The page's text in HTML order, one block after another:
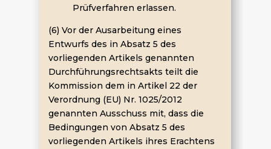
Prüfverfahren erlassen.
(6) Vor der Ausarbeitung eines
Entwurfs des in Absatz 5 des
vorliegenden Artikels genannten
Durchführungsrechtsakts teilt die
Kommission dem in Artikel 22 der
Verordnung (EU) Nr. 1025/2012
genannten Ausschuss mit, dass die
Bedingungen von Absatz 5 des
vorliegenden Artikels ihres Erachtens